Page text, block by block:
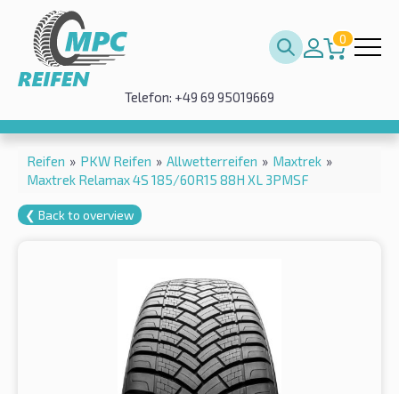
0
Telefon: +49 69 95019669
Reifen » PKW Reifen » Allwetterreifen » Maxtrek »
Maxtrek Relamax 4S 185/60R15 88H XL 3PMSF
❮ Back to overview